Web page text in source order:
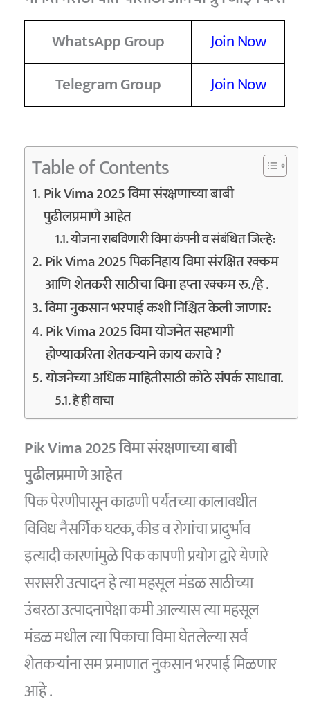
WhatsApp Group
Join Now
Telegram Group
Join Now
Table of Contents
Pik Vima 2025 विमा संरक्षणाच्या बाबी
पुढीलप्रमाणे आहेत
योजना राबविणारी विमा कंपनी व संबंधित जिल्हे:
Pik Vima 2025 पिकनिहाय विमा संरक्षित रक्कम
आणि शेतकरी साठीचा विमा हप्ता रक्कम रु./हे .
विमा नुकसान भरपाई कशी निश्चित केली जाणार:
Pik Vima 2025 विमा योजनेत सहभागी
होण्याकरिता शेतकऱ्याने काय करावे ?
योजनेच्या अधिक माहितीसाठी कोठे संपर्क साधावा.
हे ही वाचा
Pik Vima 2025 विमा संरक्षणाच्या बाबी
पुढीलप्रमाणे आहेत
पिक पेरणीपासून काढणी पर्यंतच्या कालावधीत
विविध नैसर्गिक घटक, कीड व रोगांचा प्रादुर्भाव
इत्यादी कारणांमुळे पिक कापणी प्रयोग द्वारे येणारे
सरासरी उत्पादन हे त्या महसूल मंडळ साठीच्या
उंबरठा उत्पादनापेक्षा कमी आल्यास त्या महसूल
मंडळ मधील त्या पिकाचा विमा घेतलेल्या सर्व
शेतकऱ्यांना सम प्रमाणात नुकसान भरपाई मिळणार
आहे .